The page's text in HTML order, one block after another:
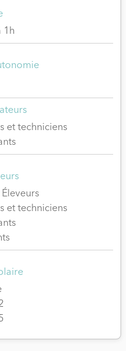
1h
et techniciens
et techniciens